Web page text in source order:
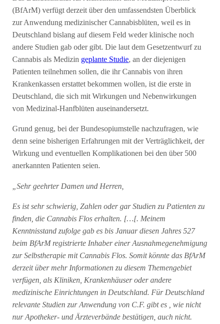
(BfArM) verfügt derzeit über den umfassendsten Überblick
zur Anwendung medizinischer Cannabisblüten, weil es in
Deutschland bislang auf diesem Feld weder klinische noch
andere Studien gab oder gibt. Die laut dem Gesetzentwurf zu
Cannabis als Medizin geplante Studie, an der diejenigen
Patienten teilnehmen sollen, die ihr Cannabis von ihren
Krankenkassen erstattet bekommen wollen, ist die erste in
Deutschland, die sich mit Wirkungen und Nebenwirkungen
von Medizinal-Hanfblüten auseinandersetzt.
Grund genug, bei der Bundesopiumstelle nachzufragen, wie
denn seine bisherigen Erfahrungen mit der Verträglichkeit, der
Wirkung und eventuellen Komplikationen bei den über 500
anerkannten Patienten seien.
„Sehr geehrter Damen und Herren,
Es ist sehr schwierig, Zahlen oder gar Studien zu Patienten zu
finden, die Cannabis Flos erhalten. […[. Meinem
Kenntnisstand zufolge gab es bis Januar diesen Jahres 527
beim BfArM registrierte Inhaber einer Ausnahmegenehmigung
zur Selbstherapie mit Cannabis Flos. Somit könnte das BfArM
derzeit über mehr Informationen zu diesem Themengebiet
verfügen, als Kliniken, Krankenhäuser oder andere
medizinische Einrichtungen in Deutschland. Für Deutschland
relevante Studien zur Anwendung von C.F. gibt es , wie nicht
nur Apotheker- und Ärzteverbände bestätigen, auch nicht.